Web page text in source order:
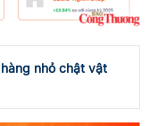
nhỏ chật vật